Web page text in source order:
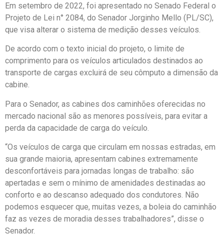
Em setembro de 2022, foi apresentado no Senado Federal o
Projeto de Lei n° 2084, do Senador Jorginho Mello (PL/SC),
que visa alterar o sistema de medição desses veículos.
De acordo com o texto inicial do projeto, o limite de
comprimento para os veículos articulados destinados ao
transporte de cargas excluirá de seu cômputo a dimensão da
cabine.
Para o Senador, as cabines dos caminhões oferecidas no
mercado nacional são as menores possíveis, para evitar a
perda da capacidade de carga do veículo.
“Os veículos de carga que circulam em nossas estradas, em
sua grande maioria, apresentam cabines extremamente
desconfortáveis para jornadas longas de trabalho: são
apertadas e sem o mínimo de amenidades destinadas ao
conforto e ao descanso adequado dos condutores. Não
podemos esquecer que, muitas vezes, a boleia do caminhão
faz as vezes de moradia desses trabalhadores”, disse o
Senador.